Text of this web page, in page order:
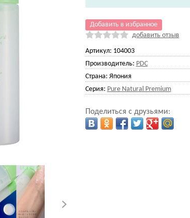
Добавить в избранное
добавить отзыв
Артикул: 104003
Производитель: PDC
Страна: Япония
Серия: Pure Natural Premium
Поделиться с друзьями: